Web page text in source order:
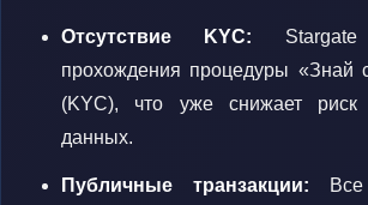
Отсутствие KYC:
прохождения процедуры «Знай
(KYC), что уже снижает риск
данных.
Публичные транзакции: Все